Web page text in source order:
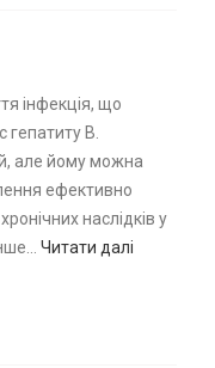
інфекція, що
гепатиту B.
але йому можна
ефективно
наслідків у
Читати далі